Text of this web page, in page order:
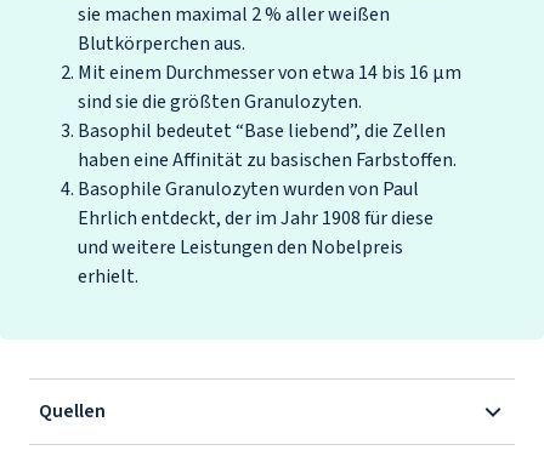
sie machen maximal 2 % aller weißen
Blutkörperchen aus.
Mit einem Durchmesser von etwa 14 bis 16 µm
sind sie die größten Granulozyten.
Basophil bedeutet “Base liebend”, die Zellen
haben eine Affinität zu basischen Farbstoffen.
Basophile Granulozyten wurden von Paul
Ehrlich entdeckt, der im Jahr 1908 für diese
und weitere Leistungen den Nobelpreis
erhielt.
Quellen